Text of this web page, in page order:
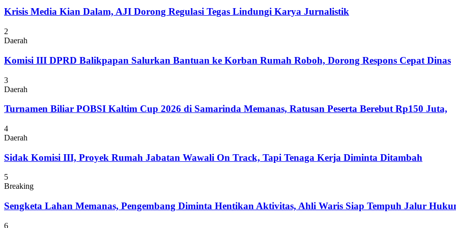
Krisis Media Kian Dalam, AJI Dorong Regulasi Tegas Lindungi Karya Jurnalistik
2
Daerah
Komisi III DPRD Balikpapan Salurkan Bantuan ke Korban Rumah Roboh, Dorong Respons Cepat Dinas
3
Daerah
Turnamen Biliar POBSI Kaltim Cup 2026 di Samarinda Memanas, Ratusan Peserta Berebut Rp150 Juta,
4
Daerah
Sidak Komisi III, Proyek Rumah Jabatan Wawali On Track, Tapi Tenaga Kerja Diminta Ditambah
5
Breaking
Sengketa Lahan Memanas, Pengembang Diminta Hentikan Aktivitas, Ahli Waris Siap Tempuh Jalur
6